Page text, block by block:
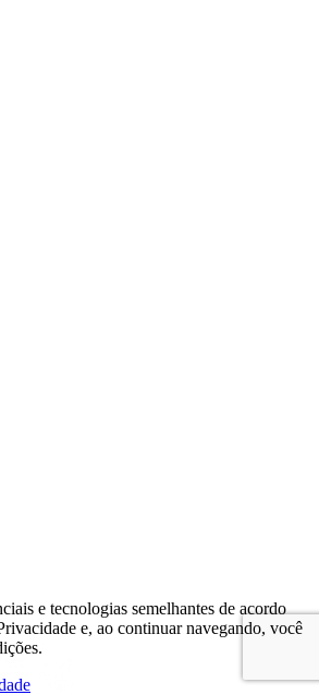
e tecnologias semelhantes de acordo
e, ao continuar navegando, você